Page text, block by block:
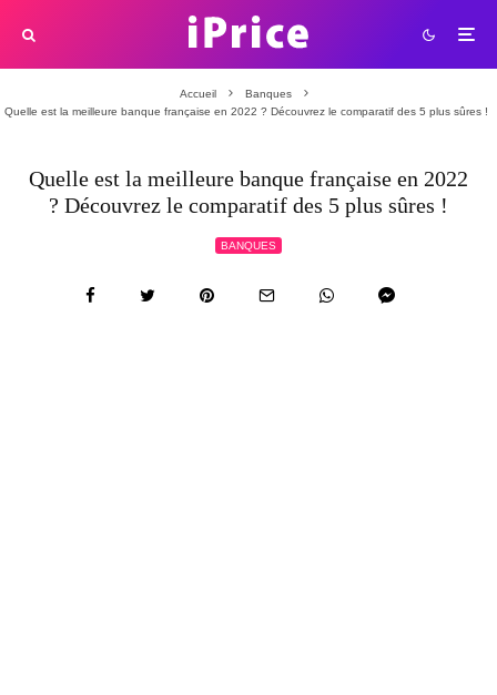
Accueil
Banques
Quelle est la meilleure banque française en 2022 ? Découvrez le comparatif des 5 plus sûres !
Quelle est la meilleure banque française en 2022
? Découvrez le comparatif des 5 plus sûres !
BANQUES